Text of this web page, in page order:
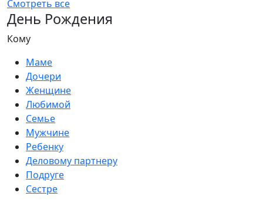
Смотреть все
День Рождения
Кому
Маме
Дочери
Женщине
Любимой
Семье
Мужчине
Ребенку
Деловому партнеру
Подруге
Сестре